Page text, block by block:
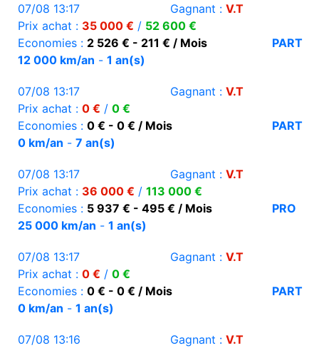
07/08 13:17 Gagnant : V.T
Prix achat : 35 000 € / 52 600 €
Economies : 2 526 € - 211 € / Mois
PART
12 000 km/an - 1 an(s)
07/08 13:17 Gagnant : V.T
Prix achat : 0 € / 0 €
Economies : 0 € - 0 € / Mois
PART
0 km/an - 7 an(s)
07/08 13:17 Gagnant : V.T
Prix achat : 36 000 € / 113 000 €
Economies : 5 937 € - 495 € / Mois
PRO
25 000 km/an - 1 an(s)
07/08 13:17 Gagnant : V.T
Prix achat : 0 € / 0 €
Economies : 0 € - 0 € / Mois
PART
0 km/an - 1 an(s)
07/08 13:16 Gagnant : V.T